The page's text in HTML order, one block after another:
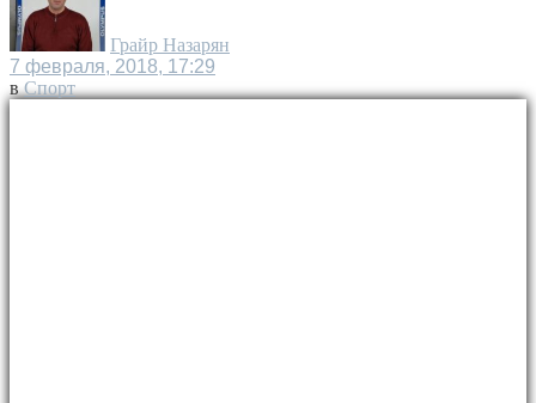
Грайр Назарян
7 февраля, 2018, 17:29
в Спорт